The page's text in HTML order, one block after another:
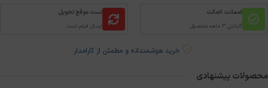
ضمانت اصالت
گارانتی 3 ماهه محصول
تست موقع تحویل
ارسال فیلم تست
خرید هوشمندانه و مطمئن از کارامدار
محصولات پیشنهادی